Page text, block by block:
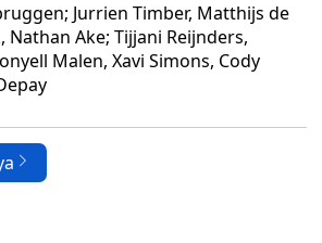
Jurrien Timber, Matthijs de
Nathan Ake; Tijjani Reijnders,
Malen, Xavi Simons, Cody